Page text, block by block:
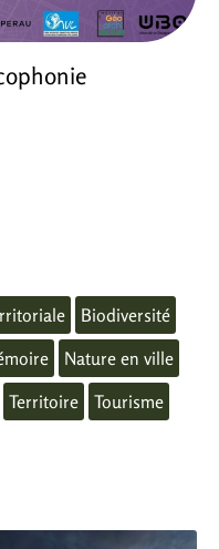
Biodiversité
Nature en ville
Territoire
Tourisme